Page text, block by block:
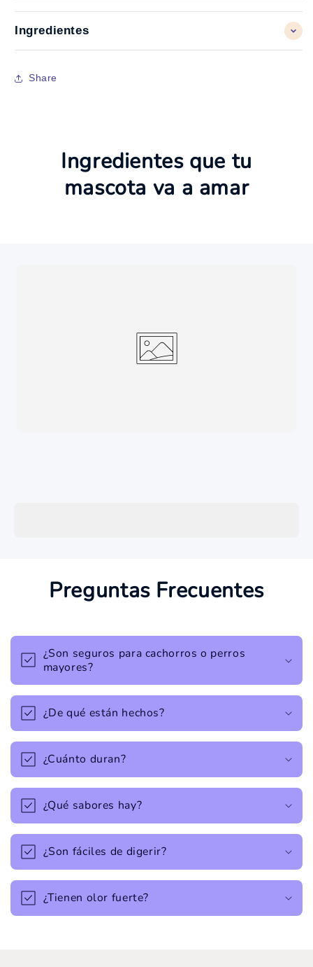
Ingredientes
Share
Ingredientes que tu
mascota va a amar
Preguntas Frecuentes
¿Son seguros para cachorros o perros
mayores?
¿De qué están hechos?
¿Cuánto duran?
¿Qué sabores hay?
¿Son fáciles de digerir?
¿Tienen olor fuerte?